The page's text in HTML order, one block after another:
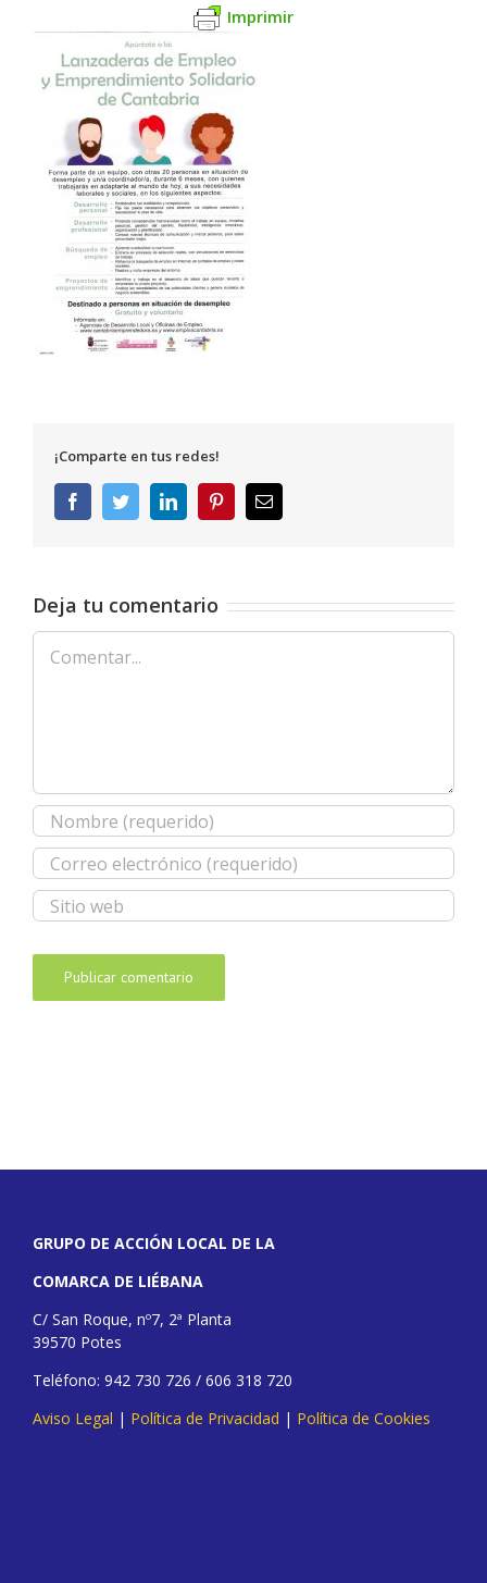
Imprimir
¡Comparte en tus redes!
FacebookTwitterLinkedInPinterestCorreo
electrónico
Deja tu comentario
Comentar
GRUPO DE ACCIÓN LOCAL DE LA
COMARCA DE LIÉBANA
C/ San Roque, nº7, 2ª Planta
39570 Potes
Teléfono: 942 730 726 / 606 318 720
Aviso Legal | Política de Privacidad | Política de Cookies